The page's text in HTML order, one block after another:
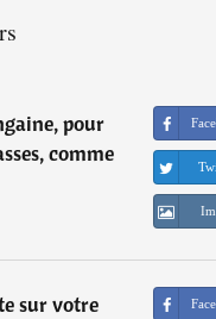
pour
comme
sur votre